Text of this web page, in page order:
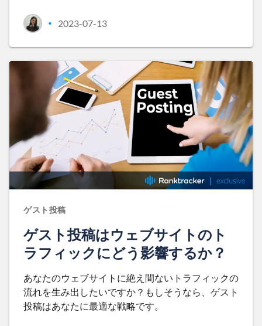
• 2023-07-13
ゲスト投稿
ゲスト投稿はウェブサイトのト
ラフィックにどう影響するか？
あなたのウェブサイトに絶え間ないトラフィックの
流れを生み出したいですか？もしそうなら、ゲスト
投稿はあなたに最適な戦略です。